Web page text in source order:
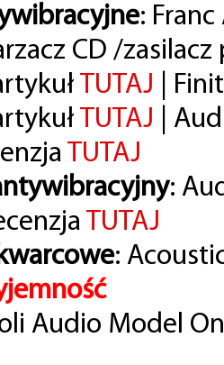
:
CD /
TUTAJ |
TUTAJ |
TUTAJ
:
TUTAJ
:
Audio Model